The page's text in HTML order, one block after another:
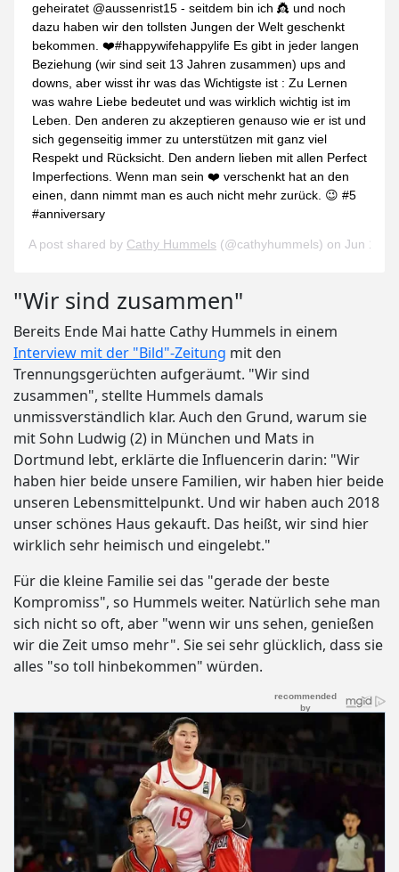
geheiratet @aussenrist15 - seitdem bin ich 👸 und noch
dazu haben wir den tollsten Jungen der Welt geschenkt
bekommen. ❤️#happywifehappylife Es gibt in jeder langen
Beziehung (wir sind seit 13 Jahren zusammen) ups and
downs, aber wisst ihr was das Wichtigste ist : Zu Lernen
was wahre Liebe bedeutet und was wirklich wichtig ist im
Leben. Den anderen zu akzeptieren genauso wie er ist und
sich gegenseitig immer zu unterstützen mit ganz viel
Respekt und Rücksicht. Den andern lieben mit allen Perfect
Imperfections. Wenn man sein ❤️ verschenkt hat an den
einen, dann nimmt man es auch nicht mehr zurück. 😉 #5
#anniversary
A post shared by Cathy Hummels (@cathyhummels) on Jun 15,
"Wir sind zusammen"
Bereits Ende Mai hatte Cathy Hummels in einem
Interview mit der "Bild"-Zeitung mit den
Trennungsgerüchten aufgeräumt. "Wir sind
zusammen", stellte Hummels damals
unmissverständlich klar. Auch den Grund, warum sie
mit Sohn Ludwig (2) in München und Mats in
Dortmund lebt, erklärte die Influencerin darin: "Wir
haben hier beide unsere Familien, wir haben hier beide
unseren Lebensmittelpunkt. Und wir haben auch 2018
unser schönes Haus gekauft. Das heißt, wir sind hier
wirklich sehr heimisch und eingelebt."
Für die kleine Familie sei das "gerade der beste
Kompromiss", so Hummels weiter. Natürlich sehe man
sich nicht so oft, aber "wenn wir uns sehen, genießen
wir die Zeit umso mehr". Sie sei sehr glücklich, dass sie
alles "so toll hinbekommen" würden.